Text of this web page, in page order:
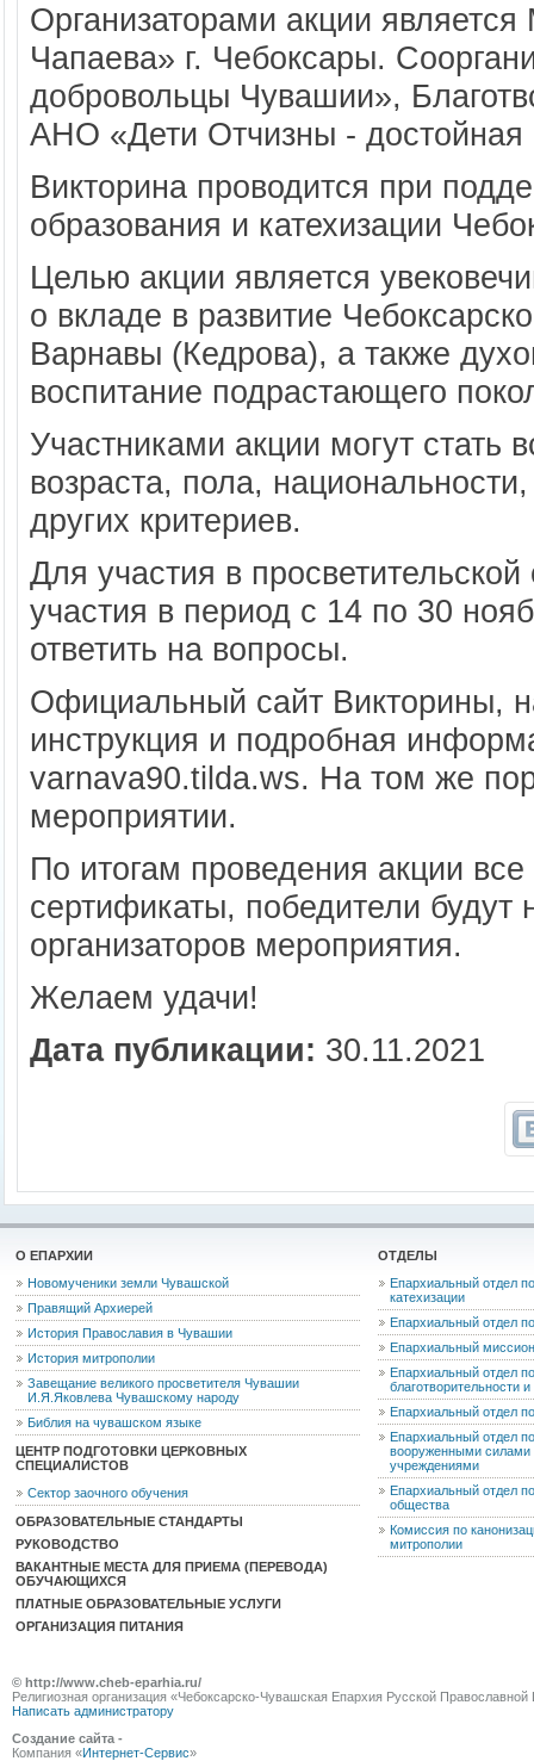
Организаторами акции
Чапаева» г. Чебоксары.
добровольцы Чувашии»,
АНО «Дети Отчизны - достойная
Викторина проводится при
образования и катехизации
Целью акции является
о вкладе в развитие
Варнавы (Кедрова), а также
воспитание подрастающего
Участниками акции могут
возраста, пола,
других критериев.
Для участия в
участия в период с 14 по 30
ответить на вопросы.
Официальный сайт Викторины,
инструкция и подробная
varnava90.tilda.ws. На том же
мероприятии.
По итогам проведения акции
сертификаты, победители
организаторов мероприятия.
Желаем удачи!
Дата публикации: 30.11.2021
О ЕПАРХИИ
Новомученики земли Чувашской
Правящий Архиерей
История Православия в Чувашии
История митрополии
Завещание великого просветителя Чувашии
И.Я.Яковлева Чувашскому народу
Библия на чувашском языке
ЦЕНТР ПОДГОТОВКИ ЦЕРКОВНЫХ
СПЕЦИАЛИСТОВ
Сектор заочного обучения
ОБРАЗОВАТЕЛЬНЫЕ СТАНДАРТЫ
РУКОВОДСТВО
ВАКАНТНЫЕ МЕСТА ДЛЯ ПРИЕМА (ПЕРЕВОДА)
ОБУЧАЮЩИХСЯ
ПЛАТНЫЕ ОБРАЗОВАТЕЛЬНЫЕ УСЛУГИ
ОРГАНИЗАЦИЯ ПИТАНИЯ
ОТДЕЛЫ
Епархиальный отдел
катехизации
Епархиальный отдел
Епархиальный
Епархиальный отдел
благотворительности
Епархиальный отдел
Епархиальный отдел
вооруженными силами
учреждениями
Епархиальный отдел
общества
Комиссия по
митрополии
© http://www.cheb-eparhia.ru/
Религиозная организация «Чебоксарско-Чувашская Епархия Русской
Написать администратору
Создание сайта -
Компания «Интернет-Сервис»